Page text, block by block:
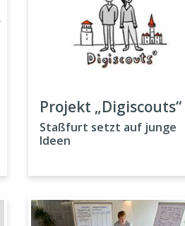
Projekt „Digiscouts“
Staßfurt setzt auf junge
Ideen